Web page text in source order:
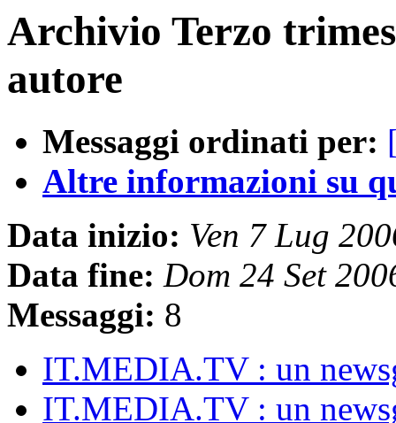
Archivio Terzo
autore
Messaggi ordinati per:
Altre informazioni su
Data inizio: Ven 7 Lug
Data fine: Dom 24 Set
Messaggi: 8
IT.MEDIA.TV : un
IT.MEDIA.TV : un